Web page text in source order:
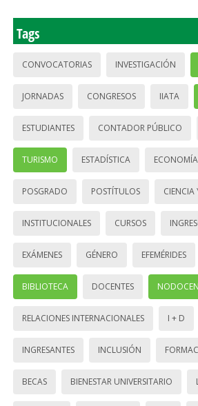
Tags
CONVOCATORIAS INVESTIGACIÓN
JORNADAS CONGRESOS IIATA
ESTUDIANTES CONTADOR PÚBLICO
TURISMO ESTADÍSTICA ECONOMÍA
POSGRADO POSTÍTULOS
INSTITUCIONALES CURSOS
EXÁMENES GÉNERO EFEMÉRIDES
BIBLIOTECA DOCENTES
RELACIONES INTERNACIONALES I + D
INGRESANTES INCLUSIÓN
BECAS BIENESTAR UNIVERSITARIO